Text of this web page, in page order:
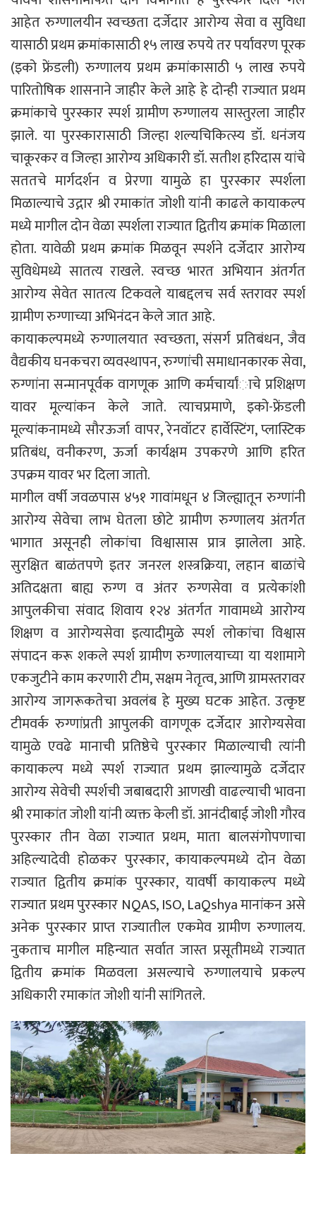
आहेत रुग्णालयीन स्वच्छता दर्जेदार आरोग्य सेवा व सुविधा
यासाठी प्रथम क्रमांकासाठी १५ लाख रुपये तर पर्यावरण पूरक
(इको फ्रेंडली) रुग्णालय प्रथम क्रमांकासाठी ५ लाख रुपये
पारितोषिक शासनाने जाहीर केले आहे हे दोन्ही राज्यात प्रथम
क्रमांकाचे पुरस्कार स्पर्श ग्रामीण रुग्णालय सास्तुरला जाहीर
झाले. या पुरस्कारासाठी जिल्हा शल्यचिकित्स्य डॉ. धनंजय
चाकूरकर व जिल्हा आरोग्य अधिकारी डॉ. सतीश हरिदास यांचे
सततचे मार्गदर्शन व प्रेरणा यामुळे हा पुरस्कार स्पर्शला
मिळाल्याचे उद्गार श्री रमाकांत जोशी यांनी काढले कायाकल्प
मध्ये मागील दोन वेळा स्पर्शला राज्यात द्वितीय क्रमांक मिळाला
होता. यावेळी प्रथम क्रमांक मिळवून स्पर्शने दर्जेदार आरोग्य
सुविधेमध्ये सातत्य राखले. स्वच्छ भारत अभियान अंतर्गत
आरोग्य सेवेत सातत्य टिकवले याबद्दलच सर्व स्तरावर स्पर्श
ग्रामीण रुग्णाच्या अभिनंदन केले जात आहे.
कायाकल्पमध्ये रुग्णालयात स्वच्छता, संसर्ग प्रतिबंधन, जैव
वैद्यकीय घनकचरा व्यवस्थापन, रुग्णांची समाधानकारक सेवा,
रुग्णांना सन्मानपूर्वक वागणूक आणि कर्मचार्यांाचे प्रशिक्षण
यावर मूल्यांकन केले जाते. त्याचप्रमाणे, इको-फ्रेंडली
मूल्यांकनामध्ये सौरऊर्जा वापर, रेनवॉटर हार्वेस्टिंग, प्लास्टिक
प्रतिबंध, वनीकरण, ऊर्जा कार्यक्षम उपकरणे आणि हरित
उपक्रम यावर भर दिला जातो.
मागील वर्षी जवळपास ४५१ गावांमधून ४ जिल्ह्यातून रुग्णांनी
आरोग्य सेवेचा लाभ घेतला छोटे ग्रामीण रुग्णालय अंतर्गत
भागात असूनही लोकांचा विश्वासास प्रात्र झालेला आहे.
सुरक्षित बाळंतपणे इतर जनरल शस्त्रक्रिया, लहान बाळांचे
अतिदक्षता बाह्य रुग्ण व अंतर रुग्णसेवा व प्रत्येकांशी
आपुलकीचा संवाद शिवाय १२४ अंतर्गत गावामध्ये आरोग्य
शिक्षण व आरोग्यसेवा इत्यादीमुळे स्पर्श लोकांचा विश्वास
संपादन करू शकले स्पर्श ग्रामीण रुग्णालयाच्या या यशामागे
एकजुटीने काम करणारी टीम, सक्षम नेतृत्व, आणि ग्रामस्तरावर
आरोग्य जागरूकतेचा अवलंब हे मुख्य घटक आहेत. उत्कृष्ट
टीमवर्क रुग्णांप्रती आपुलकी वागणूक दर्जेदार आरोग्यसेवा
यामुळे एवढे मानाची प्रतिष्ठेचे पुरस्कार मिळाल्याची त्यांनी
कायाकल्प मध्ये स्पर्श राज्यात प्रथम झाल्यामुळे दर्जेदार
आरोग्य सेवेची स्पर्शची जबाबदारी आणखी वाढल्याची भावना
श्री रमाकांत जोशी यांनी व्यक्त केली डॉ. आनंदीबाई जोशी गौरव
पुरस्कार तीन वेळा राज्यात प्रथम, माता बालसंगोपणाचा
अहिल्यादेवी होळकर पुरस्कार, कायाकल्पमध्ये दोन वेळा
राज्यात द्वितीय क्रमांक पुरस्कार, यावर्षी कायाकल्प मध्ये
राज्यात प्रथम पुरस्कार NQAS, ISO, LaQshya मानांकन असे
अनेक पुरस्कार प्राप्त राज्यातील एकमेव ग्रामीण रुग्णालय.
नुकताच मागील महिन्यात सर्वात जास्त प्रसूतीमध्ये राज्यात
द्वितीय क्रमांक मिळवला असल्याचे रुग्णालयाचे प्रकल्प
अधिकारी रमाकांत जोशी यांनी सांगितले.